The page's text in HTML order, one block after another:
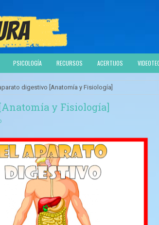
PSICOLOGÍA RECURSOS ACERTIJOS
digestivo [Anatomía y Fisiología]
y Fisiología]